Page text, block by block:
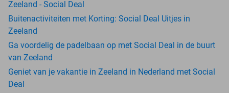
Zeeland - Social Deal
Buitenactiviteiten met Korting: Social Deal Uitjes in
Zeeland
Ga voordelig de padelbaan op met Social Deal in de buurt
van Zeeland
Geniet van je vakantie in Zeeland in Nederland met Social
Deal